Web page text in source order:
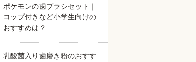
ポケモンの歯ブラシセット｜
コップ付きなど小学生向けの
おすすめは？
乳酸菌入り歯磨き粉のおすす